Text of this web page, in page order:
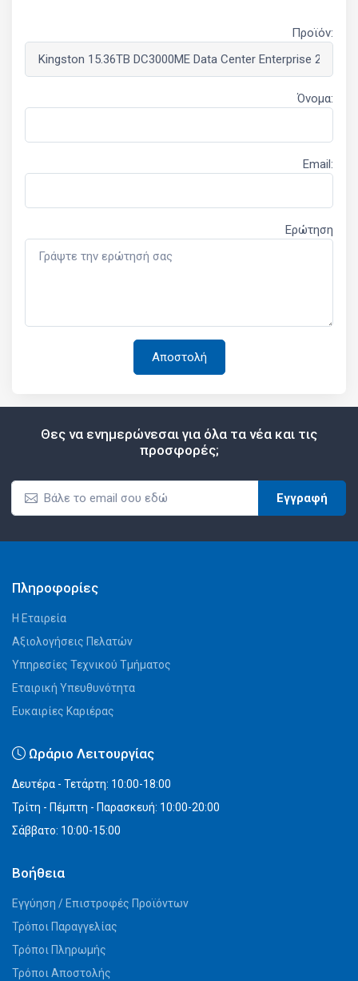
Προϊόν:
Όνομα:
Email:
Ερώτηση
Θες να ενημερώνεσαι για όλα τα νέα και τις
προσφορές;
Εγγραφή
Πληροφορίες
Η Εταιρεία
Αξιολογήσεις Πελατών
Υπηρεσίες Τεχνικού Τμήματος
Εταιρική Υπευθυνότητα
Ευκαιρίες Καριέρας
Ωράριο Λειτουργίας
Δευτέρα - Τετάρτη: 10:00-18:00
Τρίτη - Πέμπτη - Παρασκευή: 10:00-20:00
Σάββατο: 10:00-15:00
Βοήθεια
Εγγύηση / Επιστροφές Προϊόντων
Τρόποι Παραγγελίας
Τρόποι Πληρωμής
Τρόποι Αποστολής